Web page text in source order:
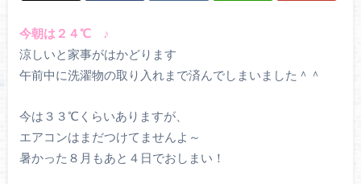
今朝は２４℃ ♪
涼しいと家事がはかどります
午前中に洗濯物の取り入れまで済んでしまいました＾＾
今は３３℃くらいありますが、
エアコンはまだつけてませんよ～
暑かった８月もあと４日でおしまい！